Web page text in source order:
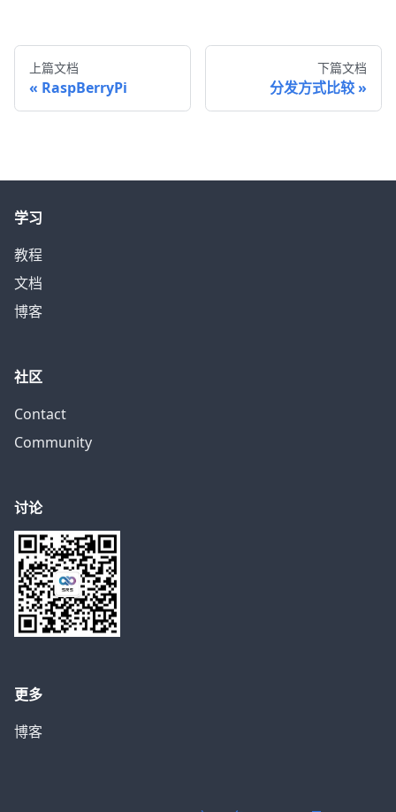
上篇文档
RaspBerryPi
下篇文档
分发方式比较
学习
教程
文档
博客
社区
Contact
Community
讨论
更多
博客